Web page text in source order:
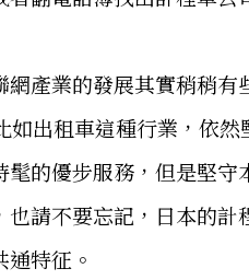
產業的發展其實稍稍有
出租車這種行業，依然
的優步服務，但是堅守
請不要忘記，日本的計
特征。